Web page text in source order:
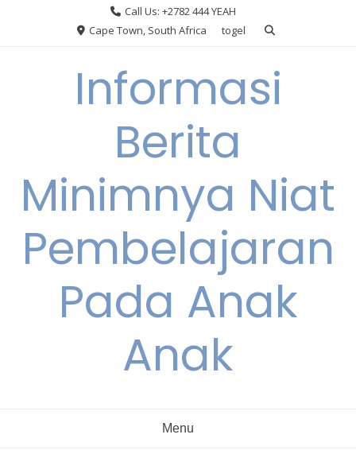
Call Us: +2782 444 YEAH
Cape Town, South Africa
togel
Informasi
Berita
Minimnya Niat
Pembelajaran
Pada Anak
Anak
Menu